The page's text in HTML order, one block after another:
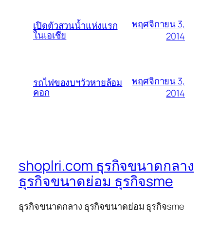
เปิดตัวสวนน้ำแห่งแรก
ในเอเชีย
พฤศจิกายน 3,
2014
รถไฟของบฯวัวหายล้อม
คอก
พฤศจิกายน 3,
2014
shoplri.com ธุรกิจขนาดกลาง
ธุรกิจขนาดย่อม ธุรกิจsme
ธุรกิจขนาดกลาง ธุรกิจขนาดย่อม ธุรกิจsme